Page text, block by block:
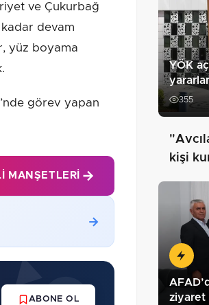
ve Çukurbağ
kadar devam
yüz boyama
görev yapan
MANŞETLERI
ABONE OL
YÖK
355
kişi
ziyaret